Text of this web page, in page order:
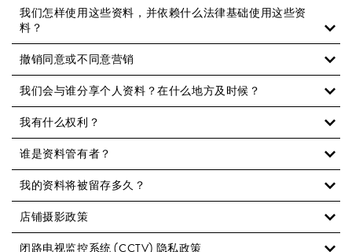
我们怎样使用这些资料，并依赖什么法律基础使用这些资
料？
撤销同意或不同意营销
我们会与谁分享个人资料？在什么地方及时候？
我有什么权利？
谁是资料管有者？
我的资料将被留存多久？
店铺摄影政策
闭路电视监控系统 (CCTV) 隐私政策